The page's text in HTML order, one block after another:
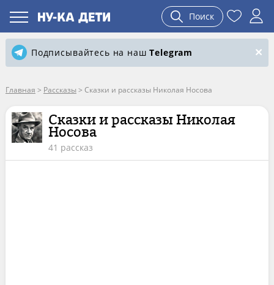
Поиск
Подписывайтесь на нашTelegram
Главная > Рассказы > Сказки и рассказы Николая Носова
Сказки и рассказы Николая
Носова
41 рассказ